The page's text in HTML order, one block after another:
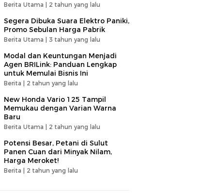
Berita Utama | 2 tahun yang lalu
Segera Dibuka Suara Elektro Paniki,
Promo Sebulan Harga Pabrik
Berita Utama | 3 tahun yang lalu
Modal dan Keuntungan Menjadi
Agen BRILink: Panduan Lengkap
untuk Memulai Bisnis Ini
Berita | 2 tahun yang lalu
New Honda Vario 125 Tampil
Memukau dengan Varian Warna
Baru
Berita Utama | 2 tahun yang lalu
Potensi Besar, Petani di Sulut
Panen Cuan dari Minyak Nilam,
Harga Meroket!
Berita | 2 tahun yang lalu